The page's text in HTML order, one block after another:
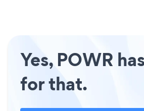
Yes, POWR
for that.